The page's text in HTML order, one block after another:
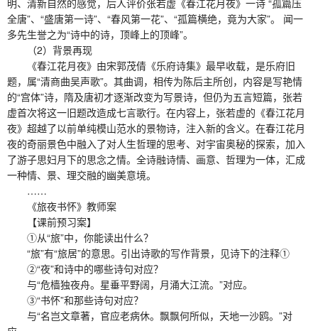
全唐”、“盛唐第一诗”、“春风第一花”、“孤篇横绝，竟为大家”。 闻一
多先生誉之为“诗中的诗，顶峰上的顶峰”。
（2）背景再现
《春江花月夜》由宋郭茂倩《乐府诗集》最早收载，是乐府旧
题，属“清商曲吴声歌”。其曲调，相传为陈后主所创，内容是写艳情
的“宫体”诗，隋及唐初才逐渐改变为写景诗，但仍为五言短篇，张若
虚首次将这一旧题改造成七言歌行。在内容上，张若虚的《春江花月
夜》超越了以前单纯模山范水的景物诗，注入新的含义。在春江花月
夜的奇丽景色中融入了对人生哲理的思考、对宇宙奥秘的探索，加入
了游子思妇月下的思念之情。全诗融诗情、画意、哲理为一体，汇成
一种情、景、理交融的幽美意境。
……
《旅夜书怀》教师案
【课前预习案】
①从“旅”中，你能读出什么？
“旅”有“旅居”的意思。引出诗歌的写作背景，见诗下的注释①
②“夜”和诗中的哪些诗句对应？
与“危樯独夜舟。星垂平野阔，月涌大江流。”对应。
③“书怀”和那些诗句对应？
与“名岂文章著，官应老病休。飘飘何所似，天地一沙鸥。”对